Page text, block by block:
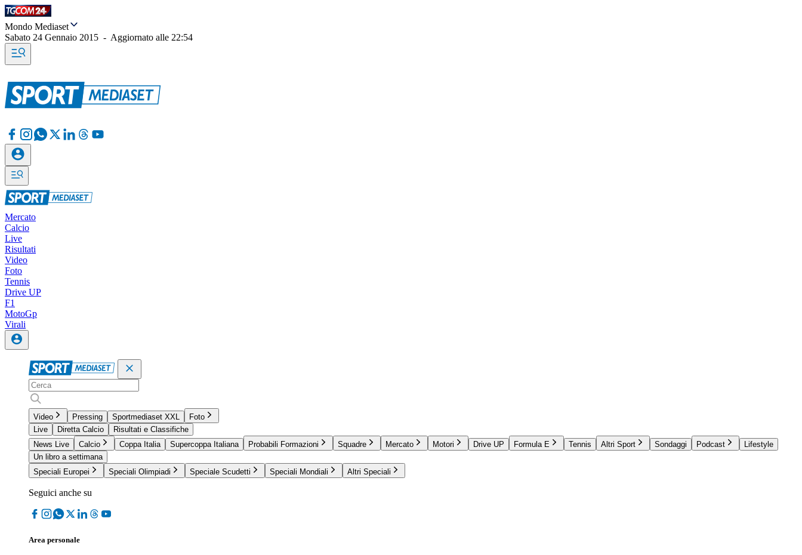
Mondo Mediaset
Sabato 24 Gennaio 2015 - Aggiornato alle 22:54
Mercato
Calcio
Live
Risultati
Video
Foto
Tennis
Drive UP
F1
MotoGp
Virali
Video Pressing Sportmediaset XXL
Foto
Live
Diretta Calcio
Risultati e Classifiche
News Live
Calcio Coppa Italia Supercoppa Italiana Probabili Formazioni Squadre Mercato Motori Drive UP Formula E Tennis Altri Sport Sondaggi Podcast
Lifestyle
Un libro a settimana
Speciali Europei
Speciali Olimpiadi Speciale Scudetti Speciali Mondiali Altri Speciali
Seguici anche su
Area personale